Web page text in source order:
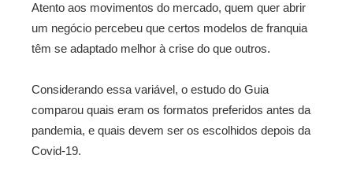
Atento aos movimentos do mercado, quem quer abrir
um negócio percebeu que certos modelos de franquia
têm se adaptado melhor à crise do que outros.
Considerando essa variável, o estudo do Guia
comparou quais eram os formatos preferidos antes da
pandemia, e quais devem ser os escolhidos depois da
Covid-19.